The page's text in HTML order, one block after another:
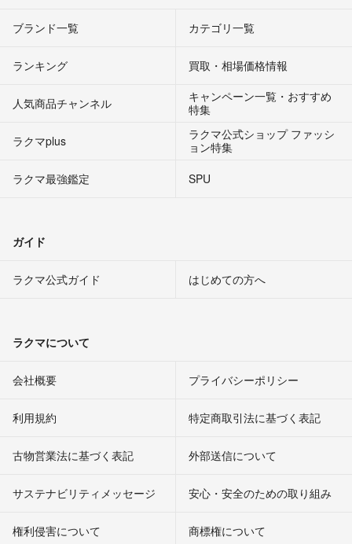
ブランド一覧 カテゴリ一覧
ランキング 買取・相場価格情報
人気商品チャンネル
キャンペーン一覧・おすすめ
特集
ラクマplus
ラクマ公式ショップ ファッシ
ョン特集
ラクマ最強鑑定
SPU
ガイド
ラクマ公式ガイド はじめての方へ
ラクマについて
会社概要 プライバシーポリシー
利用規約 特定商取引法に基づく表記
古物営業法に基づく表記 外部送信について
サステナビリティメッセージ 安心・安全のための取り組み
権利侵害について
商標権について